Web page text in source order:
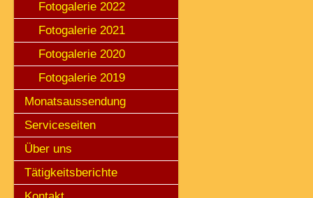
Fotogalerie 2022
Fotogalerie 2021
Fotogalerie 2020
Fotogalerie 2019
Monatsaussendung
Serviceseiten
Über uns
Tätigkeitsberichte